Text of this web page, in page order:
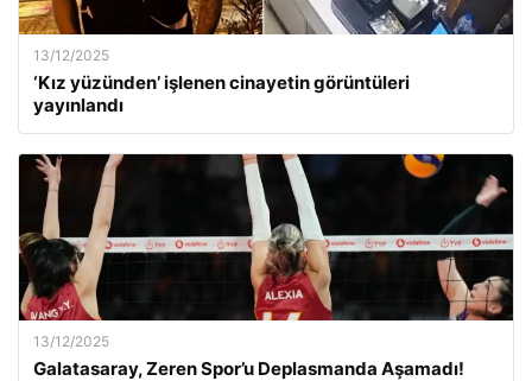
13/12/2025
‘Kız yüzünden’ işlenen cinayetin görüntüleri
yayınlandı
13/12/2025
Galatasaray, Zeren Spor’u Deplasmanda Aşamadı!